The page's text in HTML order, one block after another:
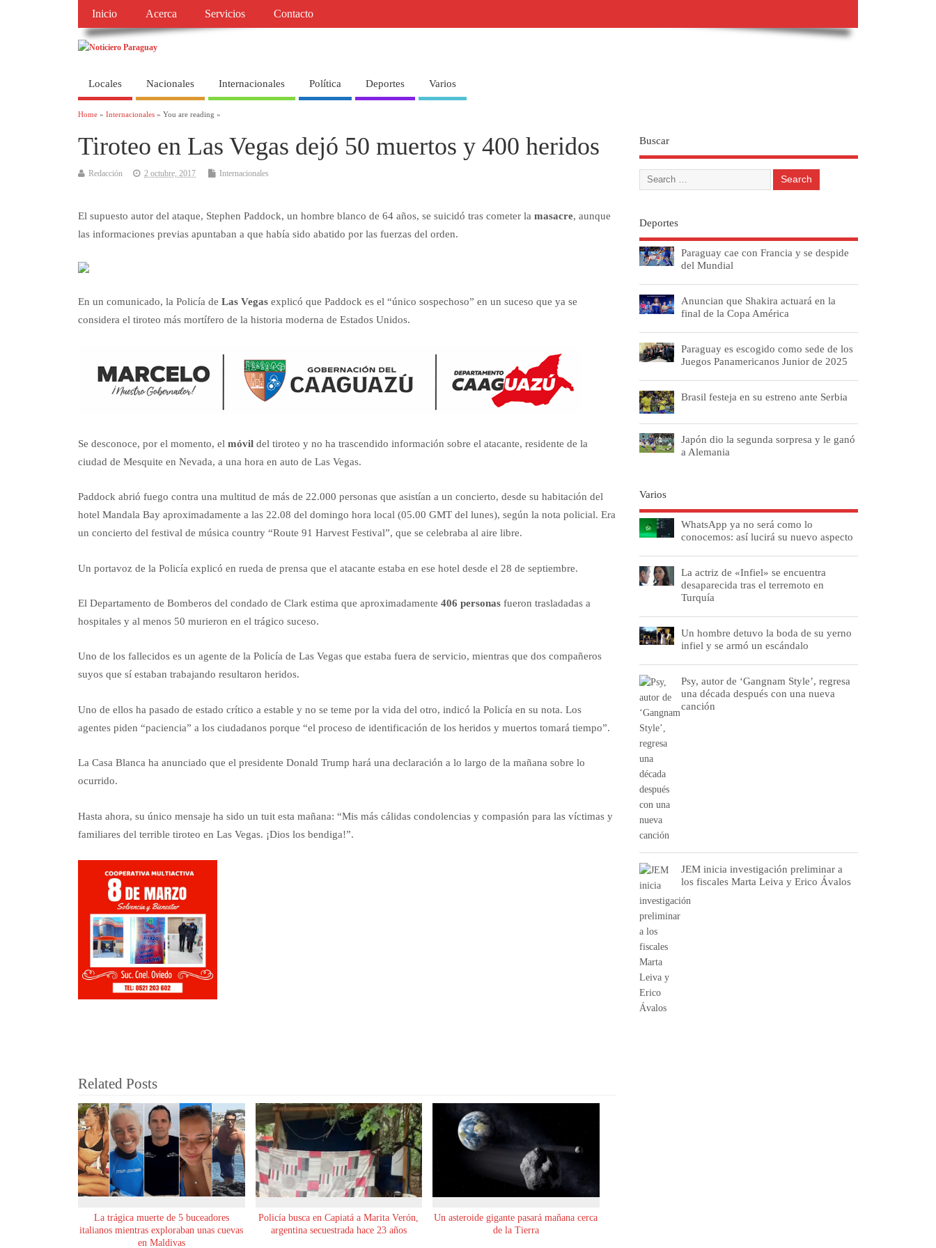
Inicio Acerca Servicios Contacto
Locales Nacionales Internacionales Política Deportes Varios
Home » Internacionales » You are reading »
Tiroteo en Las Vegas dejó 50 muertos y 400 heridos
Redacción 2 octubre, 2017 Internacionales
El supuesto autor del ataque, Stephen Paddock, un hombre blanco de 64 años, se suicidó tras cometer la masacre, aunque
las informaciones previas apuntaban a que había sido abatido por las fuerzas del orden.
En un comunicado, la Policía de Las Vegas explicó que Paddock es el “único sospechoso” en un suceso que ya se
considera el tiroteo más mortífero de la historia moderna de Estados Unidos.
Se desconoce, por el momento, el móvil del tiroteo y no ha trascendido información sobre el atacante, residente de la
ciudad de Mesquite en Nevada, a una hora en auto de Las Vegas.
Paddock abrió fuego contra una multitud de más de 22.000 personas que asistían a un concierto, desde su habitación del
hotel Mandala Bay aproximadamente a las 22.08 del domingo hora local (05.00 GMT del lunes), según la nota policial. Era
un concierto del festival de música country “Route 91 Harvest Festival”, que se celebraba al aire libre.
Un portavoz de la Policía explicó en rueda de prensa que el atacante estaba en ese hotel desde el 28 de septiembre.
El Departamento de Bomberos del condado de Clark estima que aproximadamente 406 personas fueron trasladadas a
hospitales y al menos 50 murieron en el trágico suceso.
Uno de los fallecidos es un agente de la Policía de Las Vegas que estaba fuera de servicio, mientras que dos compañeros
suyos que sí estaban trabajando resultaron heridos.
Uno de ellos ha pasado de estado crítico a estable y no se teme por la vida del otro, indicó la Policía en su nota. Los
agentes piden “paciencia” a los ciudadanos porque “el proceso de identificación de los heridos y muertos tomará tiempo”.
La Casa Blanca ha anunciado que el presidente Donald Trump hará una declaración a lo largo de la mañana sobre lo
ocurrido.
Hasta ahora, su único mensaje ha sido un tuit esta mañana: “Mis más cálidas condolencias y compasión para las víctimas y
familiares del terrible tiroteo en Las Vegas. ¡Dios los bendiga!”.
Related Posts
La trágica muerte de 5 buceadores
italianos mientras exploraban unas cuevas
en Maldivas
Policía busca en Capiatá a Marita Verón,
argentina secuestrada hace 23 años
Un asteroide gigante pasará mañana cerca
de la Tierra
Buscar
Deportes
Paraguay cae con Francia y se despide
del Mundial
Anuncian que Shakira actuará en la
final de la Copa América
Paraguay es escogido como sede de los
Juegos Panamericanos Junior de 2025
Brasil festeja en su estreno ante Serbia
Japón dio la segunda sorpresa y le ganó
a Alemania
Varios
WhatsApp ya no será como lo
conocemos: así lucirá su nuevo aspecto
La actriz de «Infiel» se encuentra
desaparecida tras el terremoto en
Turquía
Un hombre detuvo la boda de su yerno
infiel y se armó un escándalo
Psy, autor de ‘Gangnam Style’, regresa
una década después con una nueva
canción
JEM inicia investigación preliminar a
los fiscales Marta Leiva y Erico Ávalos